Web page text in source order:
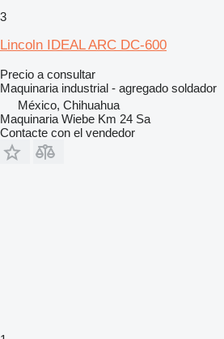
3
Lincoln IDEAL ARC DC-600
Precio a consultar
Maquinaria industrial - agregado soldador
México, Chihuahua
Maquinaria Wiebe Km 24 Sa
Contacte con el vendedor